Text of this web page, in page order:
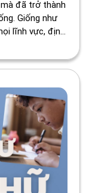
đã trở thành
Giống như
lĩnh vực, định
sâu rộng cho